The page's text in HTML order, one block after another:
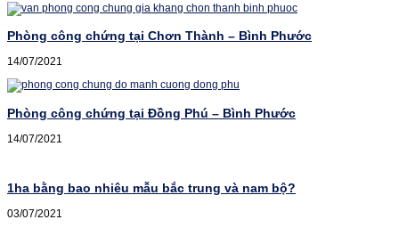
Phòng công chứng tại Chơn Thành – Bình Phước
14/07/2021
Phòng công chứng tại Đồng Phú – Bình Phước
14/07/2021
1ha bằng bao nhiêu mẫu bắc trung và nam bộ?
03/07/2021